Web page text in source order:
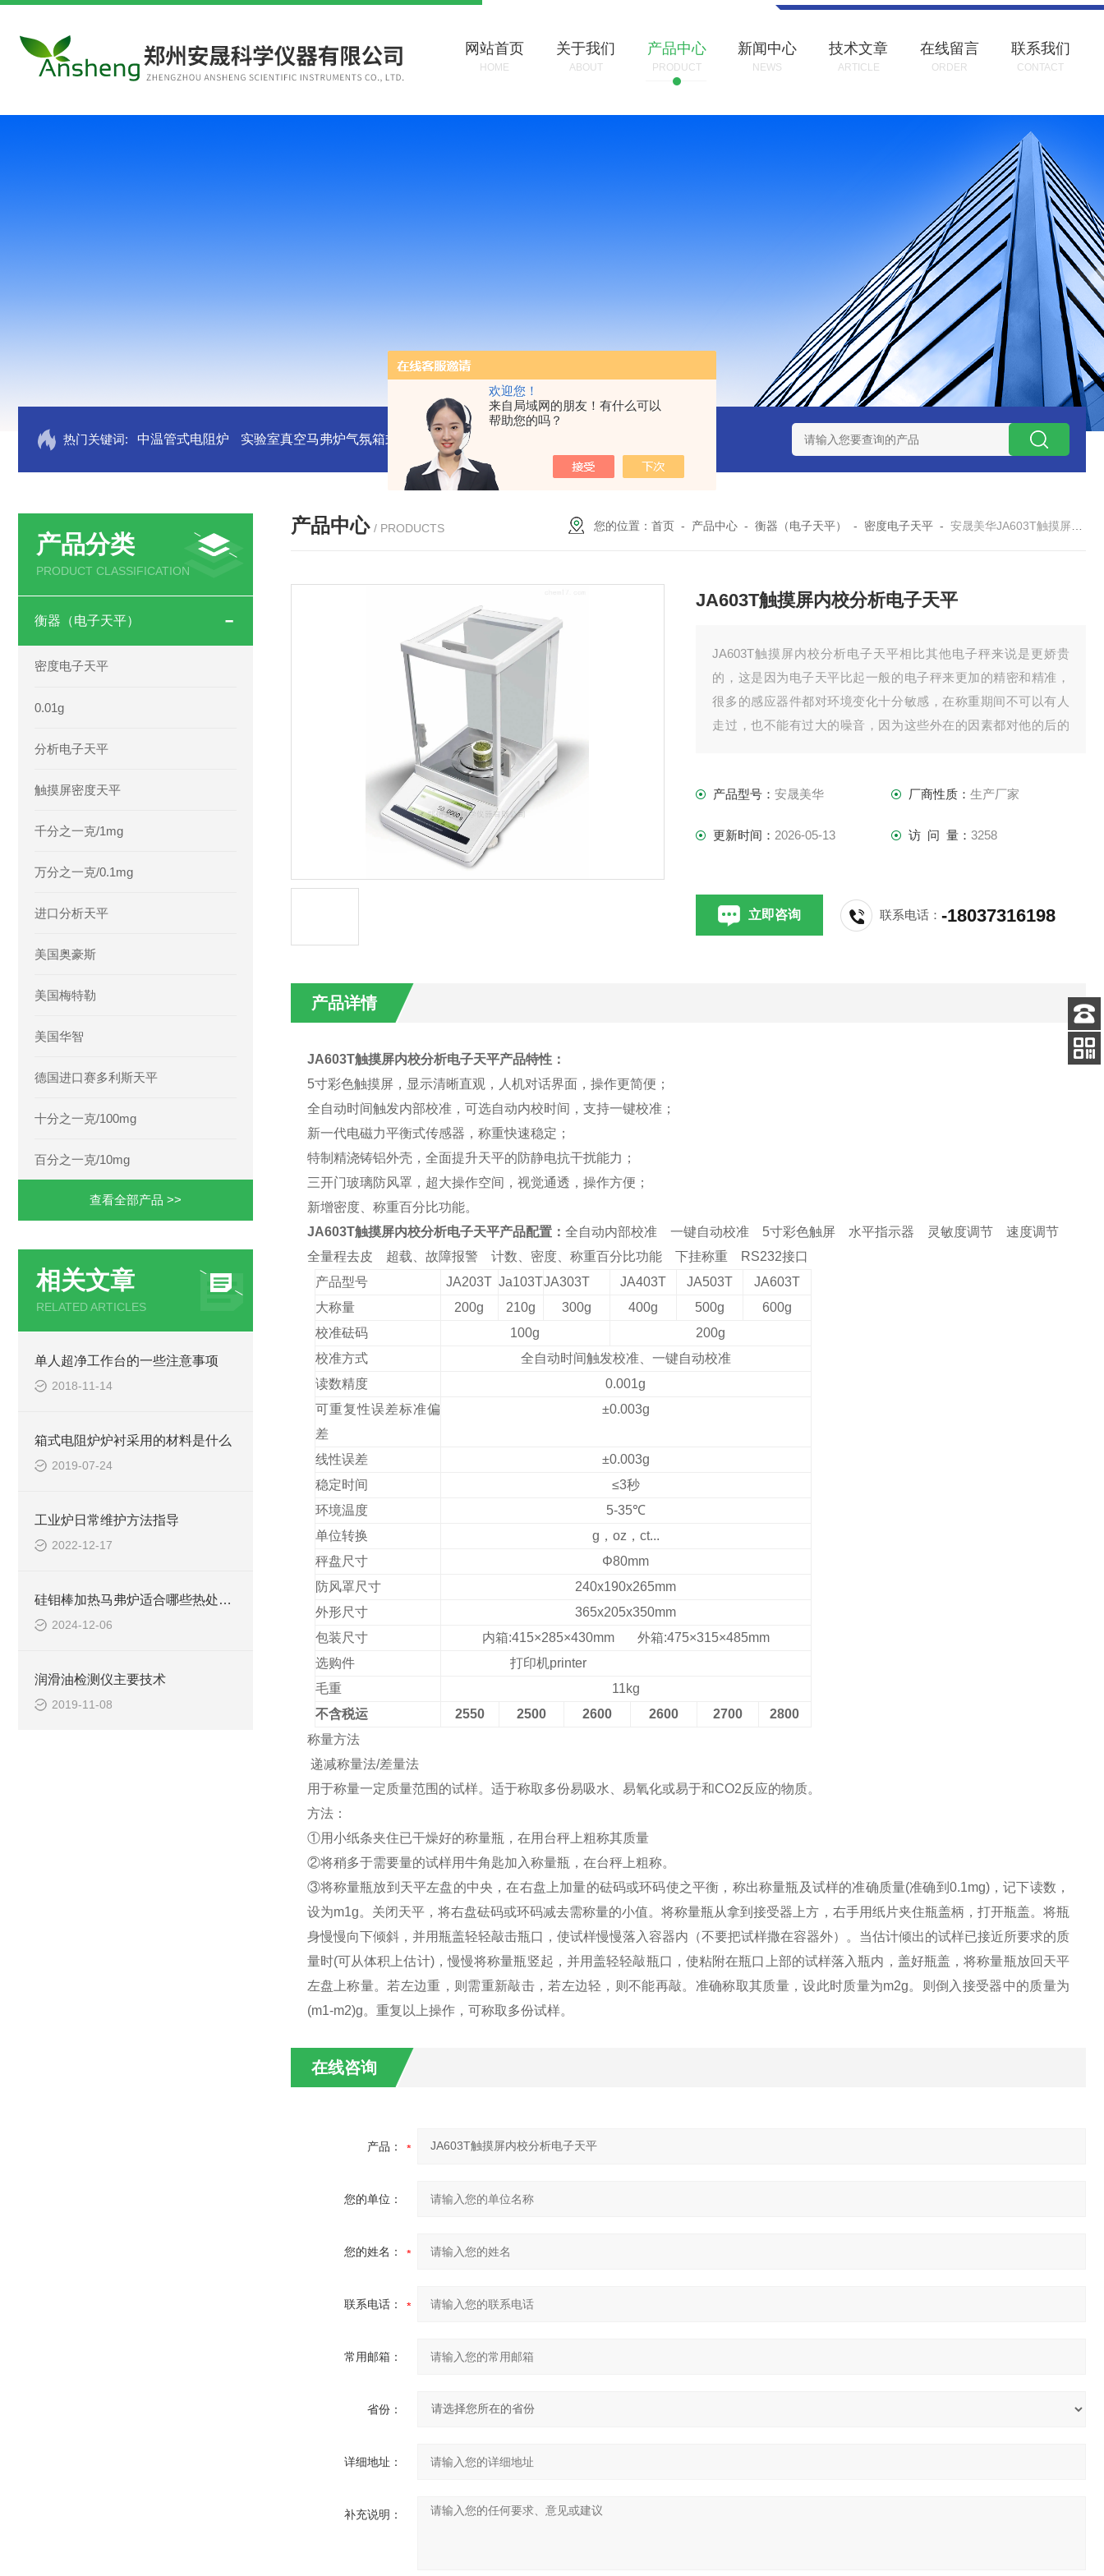
欢迎您！
来自局域网的朋友！有什么可以
帮助您的吗？
网站首页
HOME
关于我们
ABOUT
产品中心
PRODUCT
新闻中心
NEWS
技术文章
ARTICLE
在线留言
ORDER
联系我们
CONTACT
热门关键词: 中温管式电阻炉 实验室真空马弗炉气氛箱式炉厂家 灰分测定马弗炉-郑州安晟科学仪器 SX2-9-17TP高温实验用热失重马弗炉 实验室小型高温马弗炉 陶瓷纤维
产品分类
PRODUCT CLASSIFICATION
衡器（电子天平）
密度电子天平
0.01g
分析电子天平
触摸屏密度天平
千分之一克/1mg
万分之一克/0.1mg
进口分析天平
美国奥豪斯
美国梅特勒
美国华智
德国进口赛多利斯天平
十分之一克/100mg
百分之一克/10mg
查看全部产品 >>
相关文章
RELATED ARTICLES
单人超净工作台的一些注意事项
2018-11-14
箱式电阻炉炉衬采用的材料是什么
2019-07-24
工业炉日常维护方法指导
2022-12-17
硅钼棒加热马弗炉适合哪些热处理工艺
2024-12-06
润滑油检测仪主要技术
2019-11-08
产品中心 / PRODUCTS 您的位置：首页 - 产品中心 -衡器（电子天平） - 密度电子天平 -安晟美华JA603T触摸屏内校分析电子天平
JA603T触摸屏内校分析电子天平
JA603T触摸屏内校分析电子天平相比其他电子秤来说是更娇贵
的，这是因为电子天平比起一般的电子秤来更加的精密和精准，
很多的感应器件都对环境变化十分敏感，在称重期间不可以有人
走过，也不能有过大的噪音，因为这些外在的因素都对他的后的
产品型号：安晟美华 厂商性质： 生产厂家
更新时间： 2026-05-13 访 问 量： 3258
立即咨询 联系电话：-18037316198
产品详情
JA603T触摸屏内校分析电子天平产品特性：
5寸彩色触摸屏，显示清晰直观，
人机对话界面，操作更简便 ；
全自动时间触发内部校准，可选自动内校时间，支持一键校准；
新一代电磁力平衡式传感器，称重快速稳定；
特制精浇铸铝外壳，全面提升天平的防静电抗干扰能力 ；
三开门玻璃防风罩， 超大操作空间 ，视觉通透，操作方便 ；
新增密度、称重百分比功能。
JA603T触摸屏内校分析电子天平产品配置： 全自动内部校准一键自动校准 5寸彩色触屏水平指示器 灵敏度调节速度调节
全量程去皮 超载、故障报警 计数、 密度、称重百分比功能 下挂称重 RS232接口
产品型号 JA203T Ja103TJA303T JA403T JA503T
JA603T
大称量
200g 210g 300g 400g 500g
600g
校准砝码
100g
200g
校准方式
全自动时间触发校准、一键自动校准
读数精度
0.001g
可重复性误差标准偏
差
±0.003g
线性误差
±0.003g
稳定时间 ≤3秒
环境温度
5-35℃
单位转换
g，oz，ct...
秤盘尺寸
Φ80mm
防风罩尺寸
240x190x265mm
外形尺寸
365x205x350mm
包装尺寸
内箱:415×285×430mm 外箱:475×315×485mm
选购件
打印机printer
毛重
11kg
不含税运
2550 2500 2600 2600 2700
2800
称量方法
递减称量法/差量法
用于称量一定质量范围的试样。适于称取多份易吸水、易氧化或易于和CO2反应的物质。
方法：
①用小纸条夹住已干燥好的称量瓶，在用台秤上粗称其质量
②将稍多于需要量的试样用牛角匙加入称量瓶，在台秤上粗称。
③将称量瓶放到天平左盘的中央，在右盘上加量的砝码或环码使之平衡，称出称量瓶及试样的准确质量(准确到0.1mg)，记下读数，
设为m1g。关闭天平，将右盘砝码或环码减去需称量的小值。将称量瓶从拿到接受器上方，右手用纸片夹住瓶盖柄，打开瓶盖。将瓶
身慢慢向下倾斜，并用瓶盖轻轻敲击瓶口，使试样慢慢落入容器内（不要把试样撒在容器外）。当估计倾出的试样已接近所要求的质
量时(可从体积上估计)，慢慢将称量瓶竖起，并用盖轻轻敲瓶口，使粘附在瓶口上部的试样落入瓶内，盖好瓶盖，将称量瓶放回天平
左盘上称量。若左边重，则需重新敲击，若左边轻，则不能再敲。准确称取其质量，设此时质量为m2g。则倒入接受器中的质量为
(m1-m2)g。重复以上操作，可称取多份试样。
在线咨询
产品：
您的单位：
您的姓名：
联系电话：
常用邮箱：
省份：
详细地址：
补充说明：
客服
电话